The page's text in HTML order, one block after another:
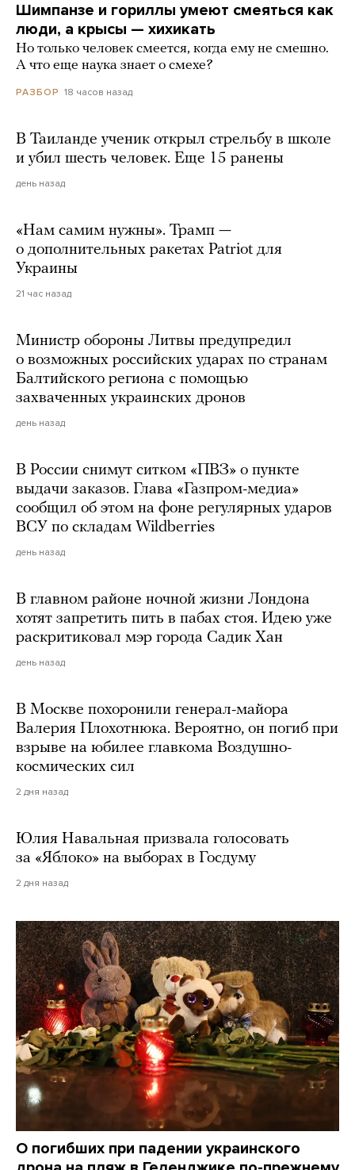
Шимпанзе и гориллы умеют смеяться как
люди, а крысы — хихикать
Но только человек смеется, когда ему не смешно.
А что еще наука знает о смехе?
РАЗБОР 18 часов назад
В Таиланде ученик открыл стрельбу в школе
и убил шесть человек. Еще 15 ранены
день назад
«Нам самим нужны». Трамп —
о дополнительных ракетах Patriot для
Украины
21 час назад
Министр обороны Литвы предупредил
о возможных российских ударах по странам
Балтийского региона с помощью
захваченных украинских дронов
день назад
В России снимут ситком «ПВЗ» о пункте
выдачи заказов. Глава «Газпром-медиа»
сообщил об этом на фоне регулярных ударов
ВСУ по складам Wildberries
день назад
В главном районе ночной жизни Лондона
хотят запретить пить в пабах стоя. Идею уже
раскритиковал мэр города Садик Хан
день назад
В Москве похоронили генерал-майора
Валерия Плохотнюка. Вероятно, он погиб при
взрыве на юбилее главкома Воздушно-
космических сил
2 дня назад
Юлия Навальная призвала голосовать
за «Яблоко» на выборах в Госдуму
2 дня назад
О погибших при падении украинского